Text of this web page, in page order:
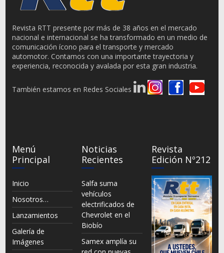
Revista RTT presente por más de 38 años en el mercado
nacional e internacional se ha transformado en un medio de
comunicación ícono para el transporte y mercado
automotor. Contamos con una importante trayectoria y
experiencia, reconocida y avalada por esta gran industria.
También estamos en Redes Sociales
Menú
Principal
Inicio
Nosotros…
Lanzamientos
Galería de
Imágenes
Noticias
Recientes
Salfa suma
vehículos
electrificados de
Chevrolet en el
Biobío
Samex amplía su
Revista
Edición Nº212